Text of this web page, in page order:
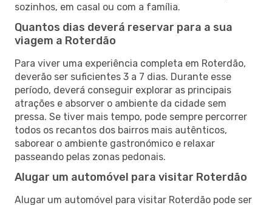
sozinhos, em casal ou com a família.
Quantos dias deverá reservar para a sua
viagem a Roterdão
Para viver uma experiência completa em Roterdão,
deverão ser suficientes 3 a 7 dias. Durante esse
período, deverá conseguir explorar as principais
atrações e absorver o ambiente da cidade sem
pressa. Se tiver mais tempo, pode sempre percorrer
todos os recantos dos bairros mais autênticos,
saborear o ambiente gastronómico e relaxar
passeando pelas zonas pedonais.
Alugar um automóvel para visitar Roterdão
Alugar um automóvel para visitar Roterdão pode ser